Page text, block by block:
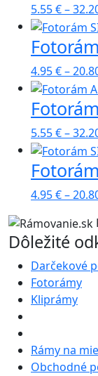
5.55€–
4.95€–
5.55€–
4.95€–
Dôležité
Darčekové
Fotorámy
Kliprámy
Rámy na
Obchodné